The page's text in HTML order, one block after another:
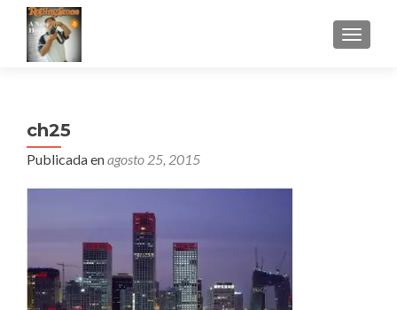
ch25
Publicada enagosto 25, 2015